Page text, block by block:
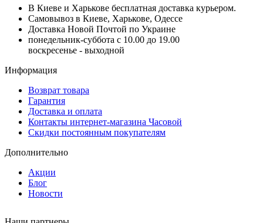
В Киеве и Харькове бесплатная доставка курьером.
Самовывоз в Киеве, Харькове, Одессе
Доставка Новой Почтой по Украине
понедельник-суббота с 10.00 до 19.00
воскресенье - выходной
Информация
Возврат товара
Гарантия
Доставка и оплата
Контакты интернет-магазина Часовой
Скидки постоянным покупателям
Дополнительно
Акции
Блог
Новости